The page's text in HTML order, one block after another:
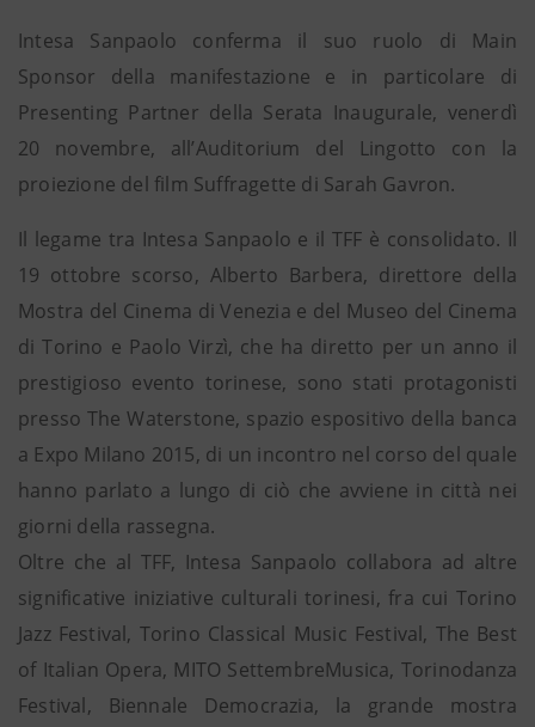
Intesa Sanpaolo conferma il suo ruolo di Main
Sponsor della manifestazione e in particolare di
Presenting Partner della Serata Inaugurale, venerdì
20 novembre, all’Auditorium del Lingotto con la
proiezione del film Suffragette di Sarah Gavron.
Il legame tra Intesa Sanpaolo e il TFF è consolidato. Il
19 ottobre scorso, Alberto Barbera, direttore della
Mostra del Cinema di Venezia e del Museo del Cinema
di Torino e Paolo Virzì, che ha diretto per un anno il
prestigioso evento torinese, sono stati protagonisti
presso The Waterstone, spazio espositivo della banca
a Expo Milano 2015, di un incontro nel corso del quale
hanno parlato a lungo di ciò che avviene in città nei
giorni della rassegna.
Oltre che al TFF, Intesa Sanpaolo collabora ad altre
significative iniziative culturali torinesi, fra cui Torino
Jazz Festival, Torino Classical Music Festival, The Best
of Italian Opera, MITO SettembreMusica, Torinodanza
Festival, Biennale Democrazia, la grande mostra